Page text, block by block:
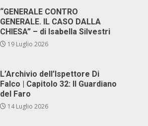
“GENERALE CONTRO
GENERALE. IL CASO DALLA
CHIESA” – di Isabella Silvestri
19 Luglio 2026
L’Archivio dell’Ispettore Di
Falco | Capitolo 32: Il Guardiano
del Faro
14 Luglio 2026